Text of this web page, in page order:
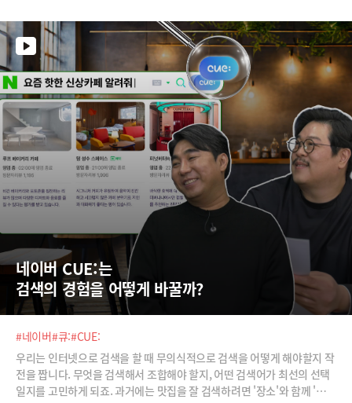
네이버 CUE:는
검색의 경험을 어떻게 바꿀까?
#네이버#큐:#CUE:
우리는 인터넷으로 검색을 할 때 무의식적으로 검색을 어떻게 해야할지 작
전을 짭니다. 무엇을 검색해서 조합해야 할지, 어떤 검색어가 최선의 선택
일지를 고민하게 되죠. 과거에는 맛집을 잘 검색하려면 '장소'와 함께 '오